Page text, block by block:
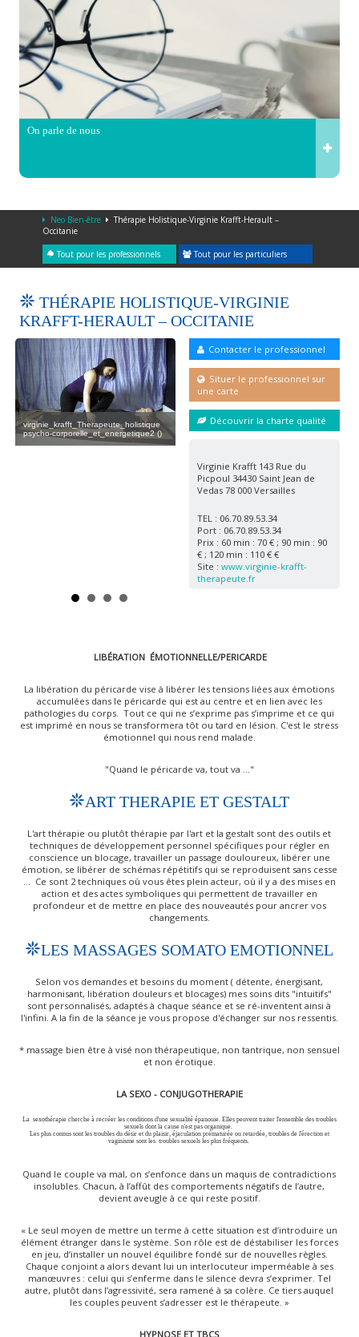
On parle de nous
Neo Bien-être
Thérapie Holistique-Virginie Krafft-Herault –
Occitanie
Tout pour les professionnels Tout pour les particuliers
THÉRAPIE HOLISTIQUE-VIRGINIE
KRAFFT-HERAULT – OCCITANIE
virginie_krafft_Therapeute_holistique
psycho-corporelle_et_energetique2 ()
Contacter le professionnel
Situer le professionnel sur
une carte
Découvrir la charte qualité
Virginie Krafft 143 Rue du
Picpoul 34430 Saint Jean de
Vedas 78 000 Versailles
TEL : 06.70.89.53.34
Port : 06.70.89.53.34
Prix : 60 min : 70 € ; 90 min : 90
€ ; 120 min : 110 € €
Site : www.virginie-krafft-
therapeute.fr
LIBÉRATION ÉMOTIONNELLE/PERICARDE
La libération du péricarde vise à libérer les tensions liées aux émotions
accumulées dans le péricarde qui est au centre et en lien avec les
pathologies du corps. ​ Tout ce qui ne s’exprime pas s’imprime et ce qui
est imprimé en nous se transformera tôt ou tard en lésion. C'est le stress
émotionnel qui nous rend malade.
"Quand le péricarde va, tout va ..."
ART THERAPIE ET GESTALT
L'art thérapie ou plutôt thérapie par l'art et la gestalt sont des outils et
techniques de développement personnel spécifiques pour régler en
conscience un blocage, travailler un passage douloureux, libérer une
émotion, se libérer de schémas répétitifs qui se reproduisent sans cesse
...​ ​ Ce sont 2 techniques où vous êtes plein acteur, où il y a des mises en
action et des actes symboliques qui permettent de travailler en
profondeur et de mettre en place des nouveautés pour ancrer vos
changements.
LES MASSAGES SOMATO EMOTIONNEL
Selon vos demandes et besoins du moment ( détente, énergisant,
harmonisant, libération douleurs et blocages) mes soins dits "intuitifs"
sont personnalisés, adaptés à chaque séance et se ré-inventent ainsi à
l'infini. A la fin de la séance je vous propose d'échanger sur nos ressentis.
* massage bien être à visé non thérapeutique, non tantrique, non sensuel
et non érotique.
LA SEXO - CONJUGOTHERAPIE
La sexothérapie cherche à recréer les conditions d'une sexualité épanouie. Elles peuvent traiter l'ensemble des troubles
sexuels dont la cause n'est pas organique.
Les plus connus sont les troubles du désir et du plaisir, éjaculation prématurée ou retardée, troubles de l'érection et
vaginisme sont les troubles sexuels les plus fréquents.
Quand le couple va mal, on s’enfonce dans un maquis de contradictions
insolubles. Chacun, à l’affût des comportements négatifs de l’autre,
devient aveugle à ce qui reste positif.
« Le seul moyen de mettre un terme à cette situation est d’introduire un
élément étranger dans le système. Son rôle est de déstabiliser les forces
en jeu, d’installer un nouvel équilibre fondé sur de nouvelles règles.
Chaque conjoint a alors devant lui un interlocuteur imperméable à ses
manœuvres : celui qui s’enferme dans le silence devra s’exprimer. Tel
autre, plutôt dans l’agressivité, sera ramené à sa colère. Ce tiers auquel
les couples peuvent s’adresser est le thérapeute. »
HYPNOSE ET TBCS